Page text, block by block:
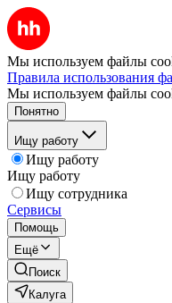
Мы используем файлы
Правила использования
Мы используем файлы
Понятно
Ищу работу
Ищу работу
Ищу работу
Ищу сотрудника
Сервисы
Помощь
Ещё
Поиск
Калуга